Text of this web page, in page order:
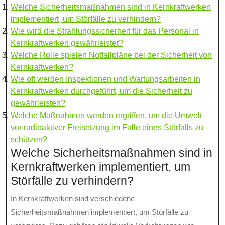
Welche Sicherheitsmaßnahmen sind in Kernkraftwerken
implementiert, um Störfälle zu verhindern?
Wie wird die Strahlungssicherheit für das Personal in
Kernkraftwerken gewährleistet?
Welche Rolle spielen Notfallpläne bei der Sicherheit von
Kernkraftwerken?
Wie oft werden Inspektionen und Wartungsarbeiten in
Kernkraftwerken durchgeführt, um die Sicherheit zu
gewährleisten?
Welche Maßnahmen werden ergriffen, um die Umwelt
vor radioaktiver Freisetzung im Falle eines Störfalls zu
schützen?
Welche Sicherheitsmaßnahmen sind in
Kernkraftwerken implementiert, um
Störfälle zu verhindern?
In Kernkraftwerken sind verschiedene
Sicherheitsmaßnahmen implementiert, um Störfälle zu